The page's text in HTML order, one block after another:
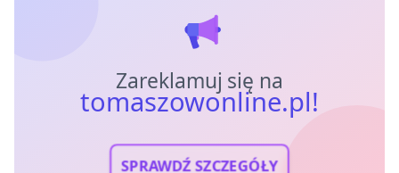
Zareklamuj się na
tomaszowonline.pl!
SPRAWDŹ SZCZEGÓŁY